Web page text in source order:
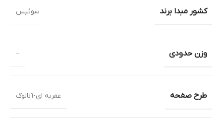
کشور مبدا برند سوئیس
وزن حدودی –
طرح صفحه عقربه ای-آنالوگ